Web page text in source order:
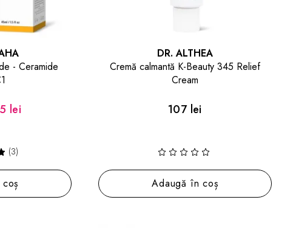
- Ceramide
lei
(3)
DR. ALTHEA
Cremă calmantă K-Beauty 345 Relief
Cream
107 lei
Adaugă în coș